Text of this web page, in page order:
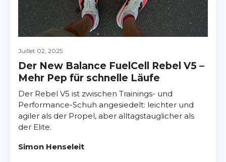
Juillet 02, 2025
Der New Balance FuelCell Rebel V5 –
Mehr Pep für schnelle Läufe
Der Rebel V5 ist zwischen Trainings- und
Performance-Schuh angesiedelt: leichter und
agiler als der Propel, aber alltagstauglicher als
der Elite.
Simon Henseleit